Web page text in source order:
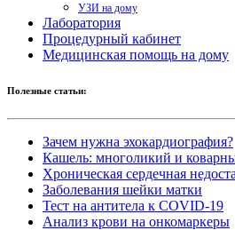
УЗИ на дому
Лаборатория
Процедурный кабинет
Медицинская помощь на дому
Полезные статьи:
Зачем нужна эхокардиография?
Кашель: многоликий и
Хроническая сердечная
Заболевания шейки матки
Тест на антитела к COVID-19
Анализ крови на онкомаркеры